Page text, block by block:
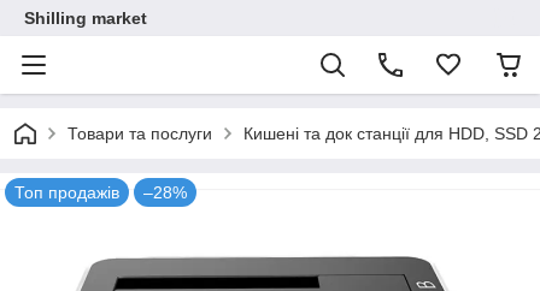
Shilling market
Товари та послуги Кишені та док станції для HDD, SSD
Топ продажів –28%